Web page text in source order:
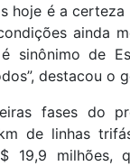
hoje é a
ainda
sinônimo de
destacou o
fases do
de linhas
19,9 milhões,